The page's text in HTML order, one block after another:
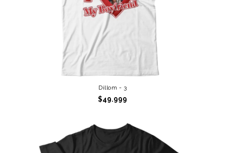
Dillom - 3
$49.999